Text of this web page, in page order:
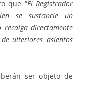
que “El Registrador
se sustancie un
recaiga directamente
ulteriores asientos
ser objeto de